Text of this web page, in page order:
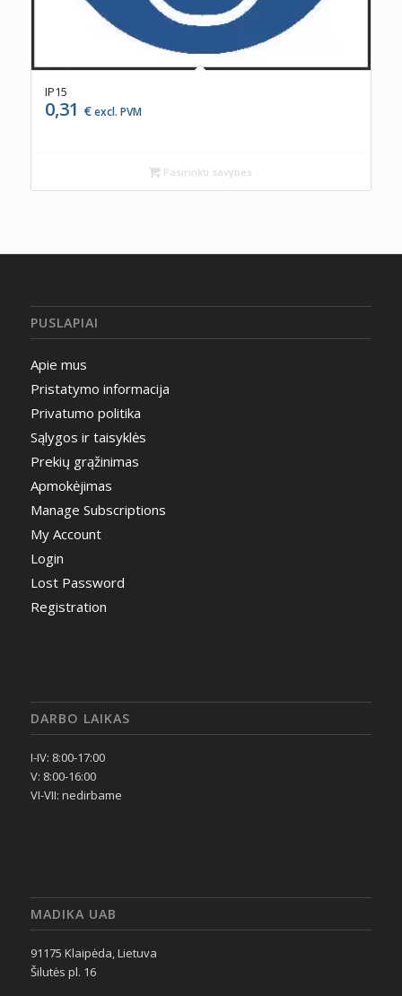
IP15
0,31 €excl. PVM
Pasirinkti savybes
PUSLAPIAI
Apie mus
Pristatymo informacija
Privatumo politika
Sąlygos ir taisyklės
Prekių grąžinimas
Apmokėjimas
Manage Subscriptions
My Account
Login
Lost Password
Registration
DARBO LAIKAS
I-IV: 8:00-17:00
V: 8:00-16:00
VI-VII: nedirbame
MADIKA UAB
91175 Klaipėda, Lietuva
Šilutės pl. 16